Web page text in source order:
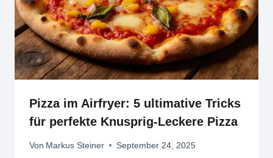
Pizza im Airfryer: 5 ultimative Tricks
für perfekte Knusprig-Leckere Pizza
Von Markus Steiner September 24, 2025